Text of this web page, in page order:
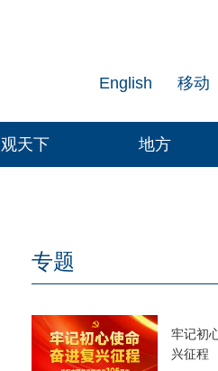
移动
English
观天下 地方
专题
牢记初
兴征程